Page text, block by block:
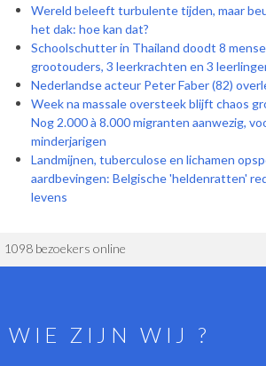
Wereld beleeft turbulente tijden, maar
het dak: hoe kan dat?
Schoolschutter in Thailand doodt 8
grootouders, 3 leerkrachten en 3
Nederlandse acteur Peter Faber (82)
Week na massale oversteek blijft chaos
Nog 2.000 à 8.000 migranten aanwezig,
minderjarigen
Landmijnen, tuberculose en lichamen
aardbevingen: Belgische 'heldenratten'
levens
1098 bezoekers online
WIE ZIJN WIJ ?